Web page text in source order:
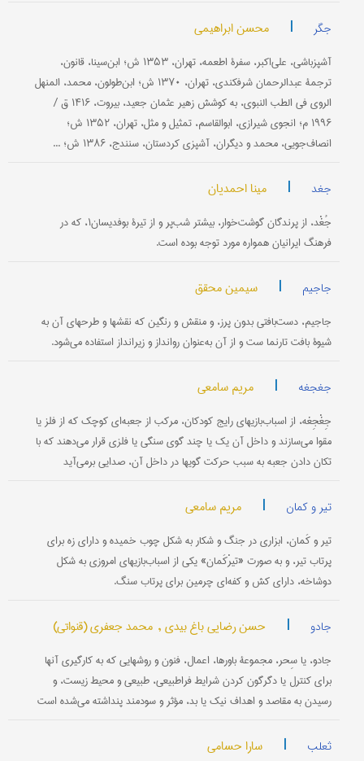
جگر | محسن ابراهیمی
آشپزباشی، علی‌اکبر، سفرۀ اطعمه، تهران، ۱۳۵۳ ش؛ ابن‌سینا، قانون،
ترجمۀ عبدالرحمان شرفکندی، تهران، ۱۳۷۰ ش؛ ابن‌طولون، محمد، المنهل
الروی فی الطب النبوی، به کوشش زهیر عثمان جعید، بیروت، ۱۴۱۶ ق /
۱۹۹۶ م؛ انجوی شیرازی، ابوالقاسم، تمثیل و مثل، تهران، ۱۳۵۲ ش؛
انصاف‌جویی، محمد و دیگران، آشپزی کردستان، سنندج، ۱۳۸۶ ش؛ ...
جغد | مینا احمدیان
جُغْد، از پرندگان گوشت‌خوار، بیشتر شب‌پر و از تیرۀ بوفدیسان۱، که در
فرهنگ ایرانیان همواره مورد توجه بوده است.
جاجیم | سیمین محقق
جاجیم، دست‌بافتی بدون پرز، و منقش و رنگین که نقشها و طرحهای آن به
شیوۀ بافت تارنما ست و از آن به‌عنوان روانداز و زیرانداز استفاده می‌شود.
جغجغه | مریم سامعی
جِغْجِغه، از اسباب‌بازیهای رایج کودکان، مرکب از جعبه‌ای کوچک که از فلز یا
مقوا می‌سازند و داخل آن یک یا چند گوی سنگی یا فلزی قرار می‌دهند که با
تکان دادن جعبه به سبب حرکت گویها در داخل آن، صدایی برمی‌آید
تیر و کمان | مریم سامعی
تیر و کَمان، ابزاری در جنگ و شکار به شکل چوب خمیده و دارای زه برای
پرتاب تیر، و به صورت «تیرْکَمان» یکی از اسباب‌بازیهای امروزی به شکل
دوشاخه، دارای ‌کش و کفه‌ای‌ چرمین‌ برای پرتاب سنگ.
جادو | حسن رضایی باغ بیدی , محمد جعفری (قنواتی)
جادو، یا سِحر، مجموعۀ باورها، اعمال، فنون و روشهایی که به کارگیری آنها
برای کنترل یا دگرگون کردن شرایط فراطبیعی، طبیعی و محیط زیست، و
رسیدن به مقاصد و اهداف نیک یا بد، مؤثر و سودمند پنداشته می‌شده است
ثعلب | سارا حسامی